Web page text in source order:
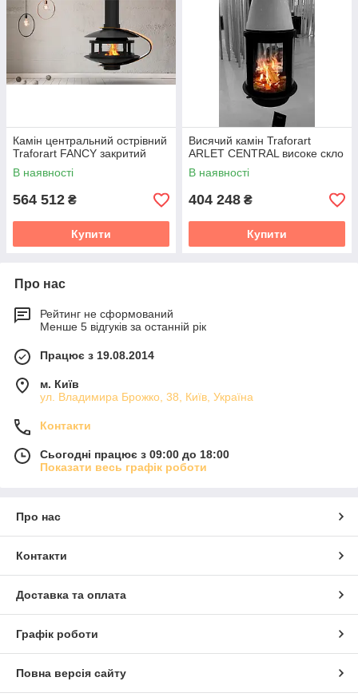
Камін центральний острівний
Traforart FANCY закритий
В наявності
564 512 ₴
Купити
Висячий камін Traforart
ARLET CENTRAL високе скло
В наявності
404 248 ₴
Купити
Про нас
Рейтинг не сформований
Менше 5 відгуків за останній рік
Працює з 19.08.2014
м. Київ
ул. Владимира Брожко, 38, Київ, Україна
Контакти
Сьогодні працює з 09:00 до 18:00
Показати весь графік роботи
Про нас
Контакти
Доставка та оплата
Графік роботи
Повна версія сайту